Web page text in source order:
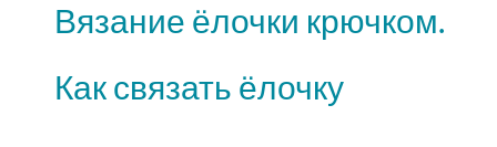
Вязание ёлочки крючком.
Как связать ёлочку